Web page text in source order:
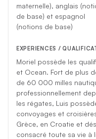
maternelle), anglais
de base) et espagnol
(notions de base)
EXPERIENCES /
Moriel possède les
et Ocean. Fort de plus
de 60 000 milles
professionnellement
les régates, Luis
convoyages et
Grèce, en Croatie et
consacré toute sa vie à